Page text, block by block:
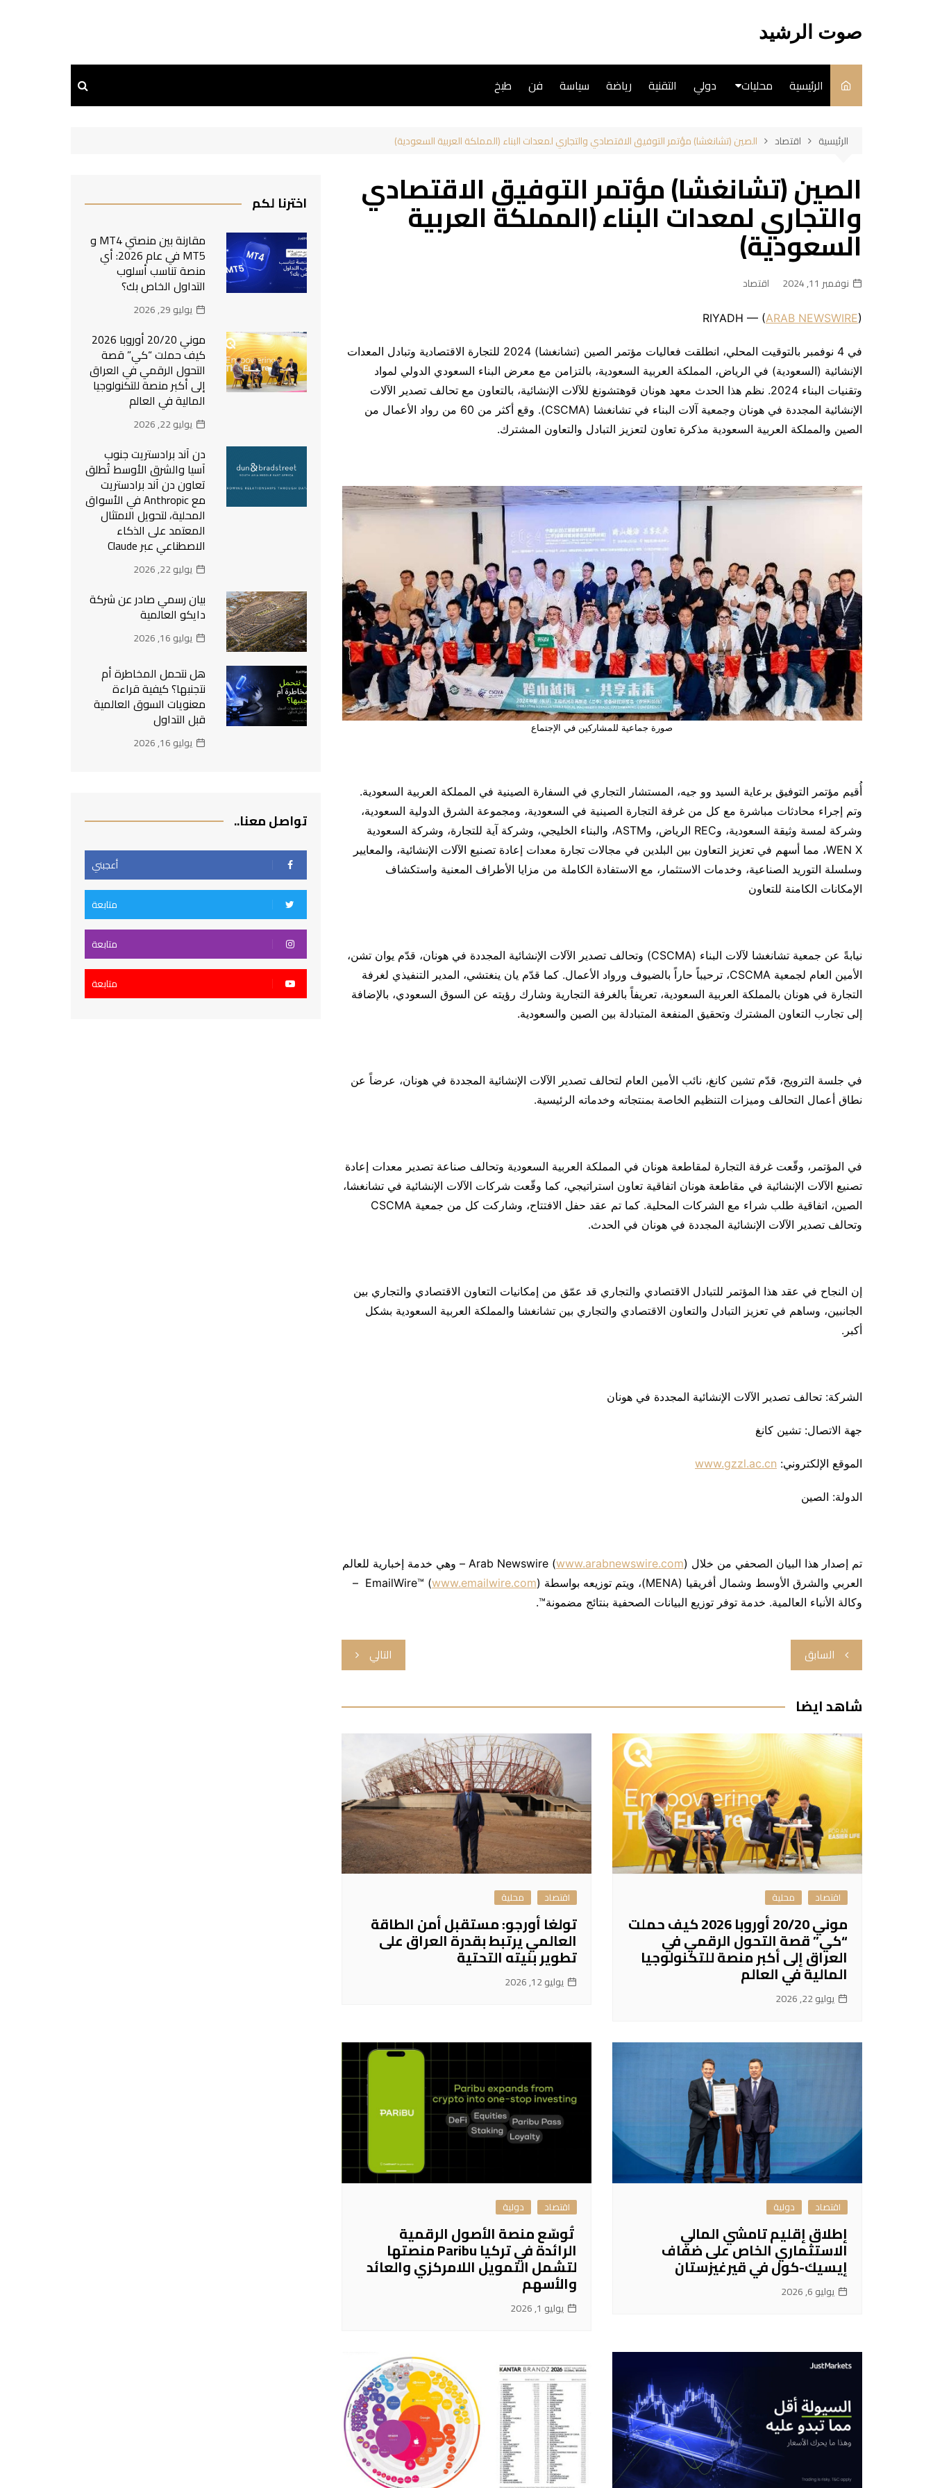
صوت الرشيد
الرئيسية محليات
طبخ
دولي التقنية رياضة سياسة فن طبخ
الرئيسية اقتصاد الصين (تشانغشا) مؤتمر التوفيق الاقتصادي والتجاري لمعدات البناء (المملكة العربية السعودية)
الصين (تشانغشا) مؤتمر التوفيق الاقتصادي
والتجاري لمعدات البناء (المملكة العربية
السعودية)
نوفمبر 11, 2024 اقتصاد
RIYADH — (ARAB NEWSWIRE)
في 4 نوفمبر بالتوقيت المحلي، انطلقت فعاليات مؤتمر الصين (تشانغشا) 2024 للتجارة الاقتصادية وتبادل المعدات
الإنشائية (السعودية) في الرياض، المملكة العربية السعودية، بالتزامن مع معرض البناء السعودي الدولي لمواد
وتقنيات البناء 2024. نظم هذا الحدث معهد هونان قوهتشونغ للآلات الإنشائية، بالتعاون مع تحالف تصدير الآلات
الإنشائية المجددة في هونان وجمعية آلات البناء في تشانغشا (CSCMA). وقع أكثر من 60 من رواد الأعمال من
الصين والمملكة العربية السعودية مذكرة تعاون لتعزيز التبادل والتعاون المشترك.
صورة جماعية للمشاركين في الإجتماع
أُقيم مؤتمر التوفيق برعاية السيد وو جيه، المستشار التجاري في السفارة الصينية في المملكة العربية السعودية.
وتم إجراء محادثات مباشرة مع كل من غرفة التجارة الصينية في السعودية، ومجموعة الشرق الدولية السعودية،
وشركة لمسة وثيقة السعودية، وREC الرياض، وASTM، والبناء الخليجي، وشركة آية للتجارة، وشركة السعودية
WEN X، مما أسهم في تعزيز التعاون بين البلدين في مجالات تجارة معدات إعادة تصنيع الآلات الإنشائية، والمعايير
وسلسلة التوريد الصناعية، وخدمات الاستثمار، مع الاستفادة الكاملة من مزايا الأطراف المعنية واستكشاف
الإمكانات الكامنة للتعاون
نيابةً عن جمعية تشانغشا لآلات البناء (CSCMA) وتحالف تصدير الآلات الإنشائية المجددة في هونان، قدّم يوان تشن،
الأمين العام لجمعية CSCMA، ترحيباً حاراً بالضيوف ورواد الأعمال. كما قدّم يان ينغتشي، المدير التنفيذي لغرفة
التجارة في هونان بالمملكة العربية السعودية، تعريفاً بالغرفة التجارية وشارك رؤيته عن السوق السعودي، بالإضافة
إلى تجارب التعاون المشترك وتحقيق المنفعة المتبادلة بين الصين والسعودية.
في جلسة الترويج، قدّم تشين كانغ، نائب الأمين العام لتحالف تصدير الآلات الإنشائية المجددة في هونان، عرضاً عن
نطاق أعمال التحالف وميزات التنظيم الخاصة بمنتجاته وخدماته الرئيسية.
في المؤتمر، وقّعت غرفة التجارة لمقاطعة هونان في المملكة العربية السعودية وتحالف صناعة تصدير معدات إعادة
تصنيع الآلات الإنشائية في مقاطعة هونان اتفاقية تعاون استراتيجي، كما وقّعت شركات الآلات الإنشائية في تشانغشا،
الصين، اتفاقية طلب شراء مع الشركات المحلية. كما تم عقد حفل الافتتاح، وشاركت كل من جمعية CSCMA
وتحالف تصدير الآلات الإنشائية المجددة في هونان في الحدث.
إن النجاح في عقد هذا المؤتمر للتبادل الاقتصادي والتجاري قد عمّق من إمكانيات التعاون الاقتصادي والتجاري بين
الجانبين، وساهم في تعزيز التبادل والتعاون الاقتصادي والتجاري بين تشانغشا والمملكة العربية السعودية بشكل
أكبر.
الشركة: تحالف تصدير الآلات الإنشائية المجددة في هونان
جهة الاتصال: تشين كانغ
الموقع الإلكتروني: www.gzzl.ac.cn
الدولة: الصين
تم إصدار هذا البيان الصحفي من خلال Arab Newswire ( www.arabnewswire.com
) – وهي خدمة إخبارية للعالم
العربي والشرق الأوسط وشمال أفريقيا (MENA)، ويتم توزيعه بواسطة EmailWire™ (
www.emailwire.com
) –
وكالة الأنباء العالمية. خدمة توفر توزيع البيانات الصحفية بنتائج مضمونة™.
تصفّح
المقالات
السابق التالي
شاهد ايضا
اقتصاد محلية
موني 20/20 أوروبا 2026 كيف حملت
“كي” قصة التحول الرقمي في
العراق إلى أكبر منصة للتكنولوجيا
المالية في العالم
يوليو 22, 2026
اقتصاد محلية
تولغا أورجو: مستقبل أمن الطاقة
العالمي يرتبط بقدرة العراق على
تطوير بنيته التحتية
يوليو 12, 2026
اقتصاد دولية
إطلاق إقليم تامشي المالي
الاستثماري الخاص على ضفاف
إيسيك-كول في قيرغيزستان
يوليو 6, 2026
اقتصاد دولية
تُوسّع منصة الأصول الرقمية
الرائدة في تركيا Paribu منصتها
لتشمل التمويل اللامركزي والعائد
والأسهم
يوليو 1, 2026
اخترنا لكم
مقارنة بين منصتي MT4 و
MT5 في عام 2026: أي
منصة تناسب أسلوب
التداول الخاص بك؟
يوليو 29, 2026
موني 20/20 أوروبا 2026
كيف حملت “كي” قصة
التحول الرقمي في العراق
إلى أكبر منصة للتكنولوجيا
المالية في العالم
يوليو 22, 2026
دن آند برادستريت جنوب
آسيا والشرق الأوسط تُطلق
تعاون دن آند برادستريت
مع Anthropic في الأسواق
المحلية، لتحويل الامتثال
المعتمد على الذكاء
الاصطناعي عبر Claude
يوليو 22, 2026
بيان رسمي صادر عن شركة
دايكو العالمية
يوليو 16, 2026
هل نتحمل المخاطرة أم
نتجنبها؟ كيفية قراءة
معنويات السوق العالمية
قبل التداول
يوليو 16, 2026
تواصل معنا..
أعجبني
متابعة
متابعة
متابعة